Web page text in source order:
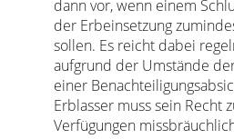
dann vor, wenn einem
der Erbeinsetzung
sollen. Es reicht dabei
aufgrund der Umstände
einer
Erblasser muss sein Recht
Verfügungen